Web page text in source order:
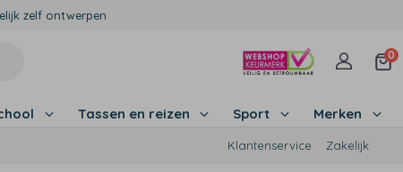
zelf ontwerpen
0
Tassen en reizen Sport Merken
Klantenservice Zakelijk